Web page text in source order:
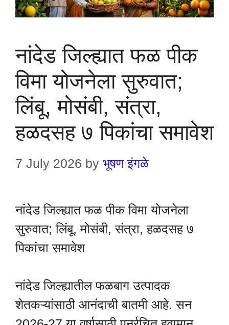
नांदेड जिल्ह्यात फळ पीक
विमा योजनेला सुरुवात;
लिंबू, मोसंबी, संत्रा,
हळदसह ७ पिकांचा समावेश
7 July 2026 by भूषण इंगळे
नांदेड जिल्ह्यात फळ पीक विमा योजनेला
सुरुवात; लिंबू, मोसंबी, संत्रा, हळदसह ७
पिकांचा समावेश
नांदेड जिल्ह्यातील फळबाग उत्पादक
शेतकऱ्यांसाठी आनंदाची बातमी आहे. सन